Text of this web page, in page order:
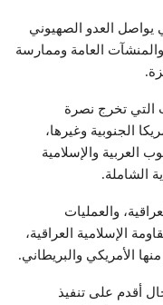
يواصل العدو الصهيوني
العامة وممارسة
التي تخرج نصرة
الجنوبية وغيرها،
العربية والإسلامية
الشاملة.
والعمليات
الإسلامية العراقية،
الأمريكي والبريطاني.
أقدم على تنفيذ